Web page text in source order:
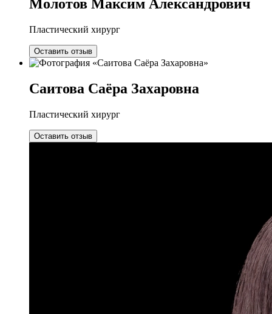
Молотов Максим Александрович
Пластический хирург
Оставить отзыв
Саитова Саёра Захаровна
Пластический хирург
Оставить отзыв